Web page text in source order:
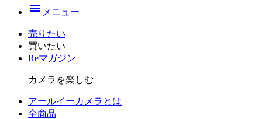
menu メニュー
売りたい
買いたい
Reマガジン
カメラを楽しむ
アールイーカメラとは
全商品